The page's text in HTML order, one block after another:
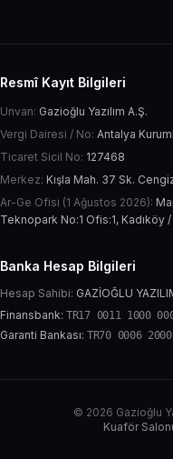
Resmî Kayıt Bilgileri
Unvan: Gazioğlu Yazılım A.Ş.
Vergi Dairesi / No: Antalya
Ticaret Sicil No: 127468
Merkez: Kışla Mah. 37 Sk.
Ar-Ge Ofisi (1 Ağustos 2026):
Teknopark No:1 Ofis:1, Kadıköy
Banka Hesap Bilgileri
Hesap Sahibi: GAZİOĞLU
Finansbank: TR17 0011 1000
Garanti Bankası: TR70 0006
© 2026 Gazioğlu
Kuaför